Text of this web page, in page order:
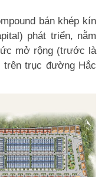
bán khép kín
phát triển, nằm
mở rộng (trước là
trên trục đường Hắc